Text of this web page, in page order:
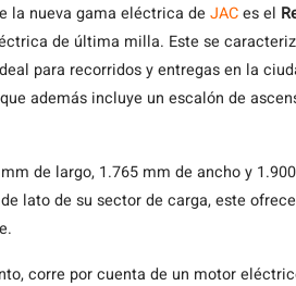
la nueva gama eléctrica de JACes el
de última milla. Este se
para recorridos y entregas en la
además incluye un escalón de
de largo, 1.765 mm de ancho y
lato de su sector de carga, este
corre por cuenta de un motor